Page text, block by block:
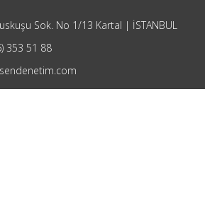
Sok. No 1/13 Kartal | İSTANBUL
353 51 88